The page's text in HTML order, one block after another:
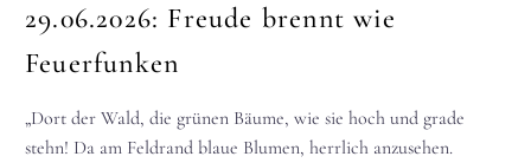
29.06.2026: Freude brennt wie
Feuerfunken
„Dort der Wald, die grünen Bäume, wie sie hoch und grade
stehn! Da am Feldrand blaue Blumen, herrlich anzusehen.